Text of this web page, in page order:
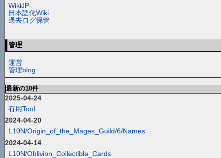
WikiJP
日本語化Wiki
過去ログ保管
管理
運営
管理blog
最新の10件
2025-04-24
有用Tool
2024-04-20
L10N/Origin_of_the_Mages_Guild/6/Names
2024-04-14
L10N/Oblivion_Collectible_Cards